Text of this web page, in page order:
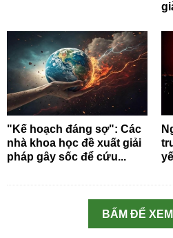
"Kế hoạch đáng sợ": Các
nhà khoa học đề xuất giải
pháp gây sốc để cứu...
BẤM ĐỂ